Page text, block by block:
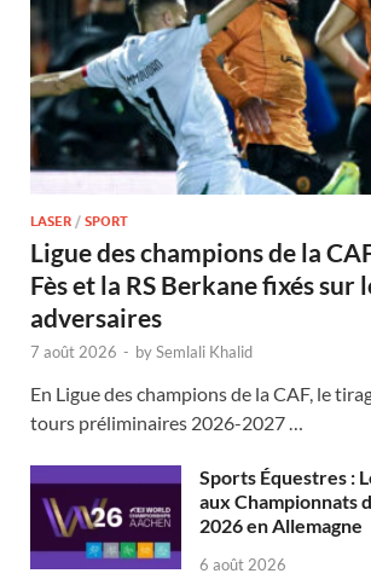
LASER / SPORT
Ligue des champions de la
Fès et la RS Berkane fixés sur
adversaires
7 août 2026 - bySemlali Khalid
En Ligue des champions de la CAF, le
tours préliminaires 2026-2027 …
Sports Équestres :
aux Championnats
2026 en Allemagne
6 août 2026